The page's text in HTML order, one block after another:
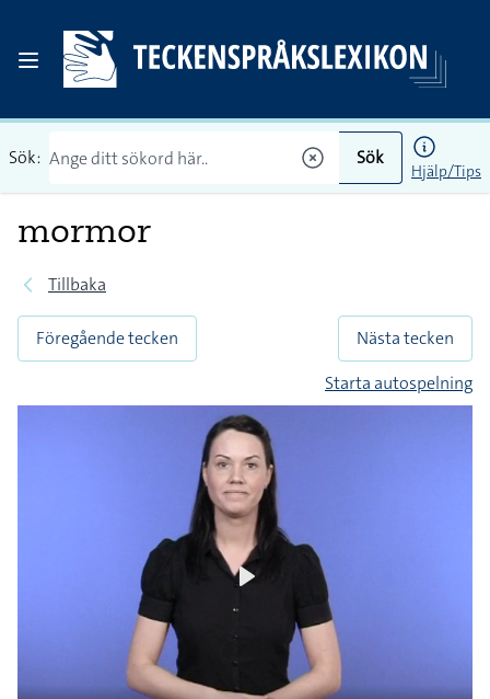
Sök: Sök
Hjälp/Tips
mormor
Tillbaka
Föregående tecken
Nästa tecken
Starta autospelning